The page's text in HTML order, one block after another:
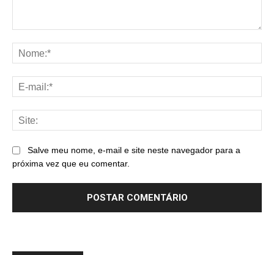
Salve meu nome, e-mail e site neste navegador para a
próxima vez que eu comentar.